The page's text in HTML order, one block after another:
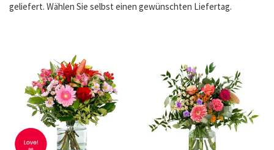
geliefert. Wählen Sie selbst einen gewünschten Liefertag.